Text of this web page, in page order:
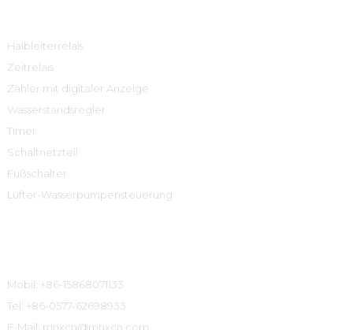
Halbleiterrelais
Zeitrelais
Zähler mit digitaler Anzeige
Wasserstandsregler
Timer
Schaltnetzteil
Fußschalter
Lüfter-Wasserpumpensteuerung
Mobil: +86-15868071133
Tel: +86-0577-62698933
E-Mail: mnxcn@mnxcn.com